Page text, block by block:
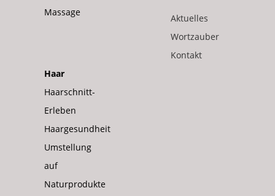
Massage
Haar
Haarschnitt-
Erleben
Haargesundheit
Umstellung
auf
Naturprodukte
Aktuelles
Wortzauber
Kontakt